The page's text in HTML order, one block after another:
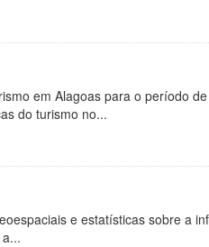
em Alagoas para o período
do turismo no...
e estatísticas sobre a